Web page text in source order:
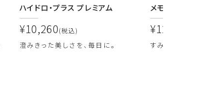
ハイドロ・プラス プレミアム
¥10,260(税込)
澄みきった美しさを、毎日に。
メモリーフォー
¥12,960
すみやかに、かろ